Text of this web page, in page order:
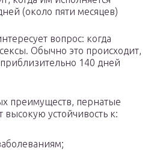
(около пяти месяцев)
вопрос: когда
Обычно это происходит,
140 дней
преимуществ, пернатые
устойчивость к: